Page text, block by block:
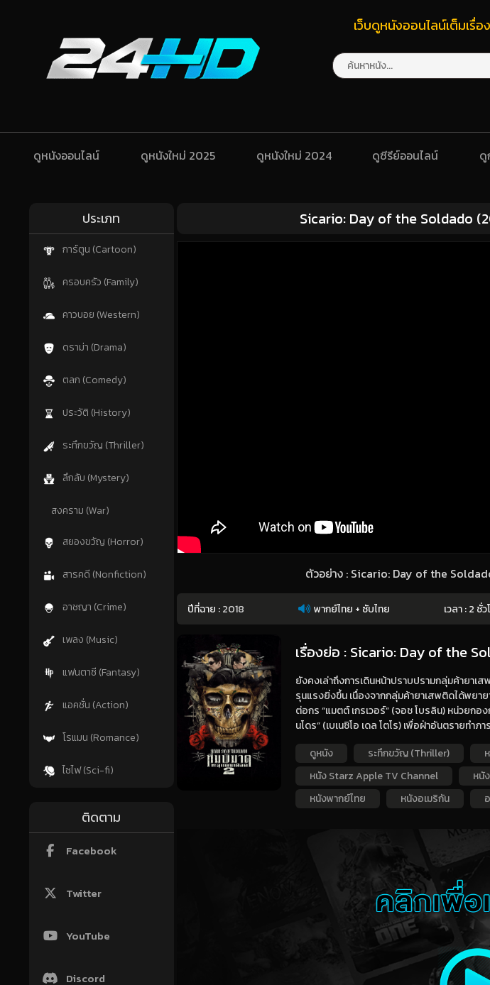
เว็บดูหนังออนไลน์เต็มเรื่
ดูหนังออนไลน์ ดูหนังใหม่ 2025 ดูหนังใหม่ 2024 ดูซีรีย์ออนไลน์ ดู
ประเภท
การ์ตูน (Cartoon)
ครอบครัว (Family)
คาวบอย (Western)
ดราม่า (Drama)
ตลก (Comedy)
ประวัติ (History)
ระทึกขวัญ (Thriller)
ลึกลับ (Mystery)
สงคราม (War)
สยองขวัญ (Horror)
สารคดี (Nonfiction)
อาชญา (Crime)
เพลง (Music)
แฟนตาซี (Fantasy)
แอคชั่น (Action)
โรแมน (Romance)
ไซไฟ (Sci-fi)
ติดตาม
Facebook
Twitter
YouTube
Discord
Sicario: Day of the Soldado
ตัวอย่าง : Sicario: Day of the
ปีที่ฉาย :2018 พากย์ไทย + ซับไทย เวลา : 2 ชั่
เรื่องย่อ : Sicario: Day of the
ยังคงเล่าถึงการเดินหน้าปราบปรามกลุ่มค้ายา
รุนแรงยิ่งขึ้น เนื่องจากกลุ่มค้ายาเสพติดได้พย
ต่อกร “แมตต์ เกรเวอร์” (จอช โบรลิน) หน่วยก
นโดร” (เบเนซิโอ เดล โตโร) เพื่อฝ่าอันตรายท
ดูหนัง
ระทึกขวัญ (Thriller)
หนัง Starz Apple TV Channel
หนั
หนังพากย์ไทย
หนังอเมริกัน